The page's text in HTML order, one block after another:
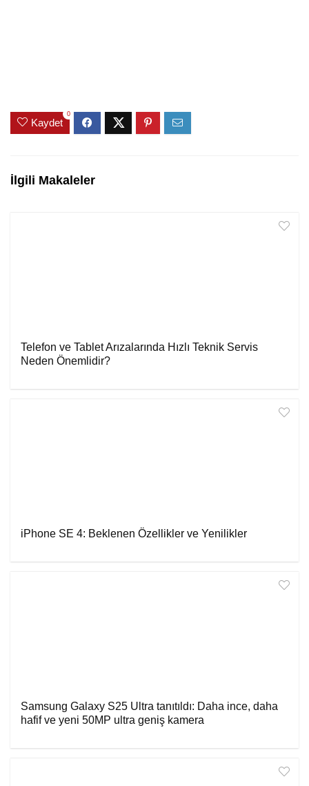
Kaydet
0
İlgili Makaleler
Telefon ve Tablet Arızalarında Hızlı Teknik Servis
Neden Önemlidir?
iPhone SE 4: Beklenen Özellikler ve Yenilikler
Samsung Galaxy S25 Ultra tanıtıldı: Daha ince, daha
hafif ve yeni 50MP ultra geniş kamera